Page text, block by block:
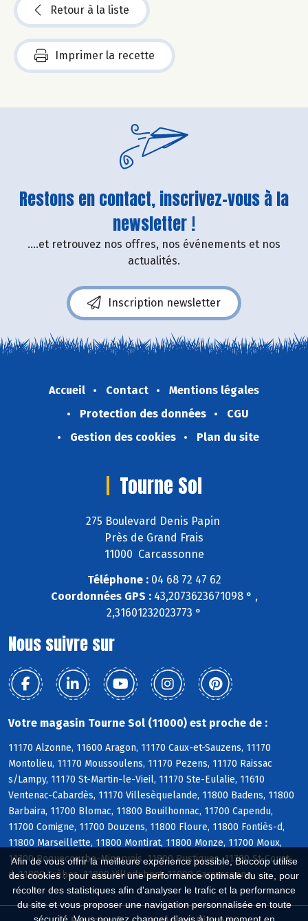
Afin de vous offrir la meilleure expérience possible, Biocoop utilise
des cookies : pour assurer une performance optimale du site, pour
récolter des statistiques afin d'analyser le trafic et la performance
du site et vous proposer une navigation personnalisée en toute
Retour à la liste
Imprimer la recette
Restons en contact, inscrivez-vous à la
newsletter !
....et retrouvez nos offres, nos événements et nos
actualités.
Inscription newsletter
Accueil Contact
Mentions légales
Protection des données
CGU
Gestion des cookies
Plan du site
Tourne Sol
275 Boulevard Denis Papin
Près de Grand Frais
11000 Carcassonne
Téléphone :04 68 72 47 62
Coordonnées GPS :43,2073623671098 ° ,
2,31601232023773 °
Nous suivre sur
Votre magasin Tourne Sol (11000) est proche de :
11170 Alzonne, 11600 Aragon, 11170 Caux-et-Sauzens, 11170
Montolieu, 11170 Moussoulens, 11170 Pezens, 11170 Raissac
s/Lampy, 11170 St-Martin-le-Vieil, 11170 Ste-Eulalie, 11610
Ventenac-Cabardès, 11170 Villesèquelande, 11800 Badens, 11800
Barbaira, 11700 Blomac, 11800 Bouilhonnac, 11700 Capendu,
11700 Comigne, 11700 Douzens, 11800 Floure, 11800 Fontiès-d,
11800 Marseillette, 11800 Montirat, 11800 Monze, 11700 Moux,
11700 Roquecourbe-Minervois, 11800 Rustiques, 11700 St-Couat-
d, 11800 Trèbes, 11800 Villedubert, 11000 Carcassonne